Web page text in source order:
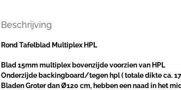
Beschrijving
Rond Tafelblad Multiplex HPL
Blad 15mm multiplex bovenzijde voorzien van HPL
Onderzijde backingboard/tegen hpl ( totale dikte ca.
Bladen Groter dan Ø120 cm, hebben een naad in het